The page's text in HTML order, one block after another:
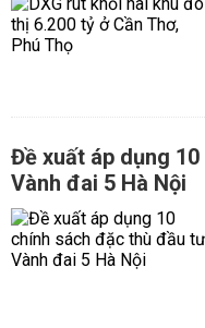
Đề xuất áp dụng
Vành đai 5 Hà Nội